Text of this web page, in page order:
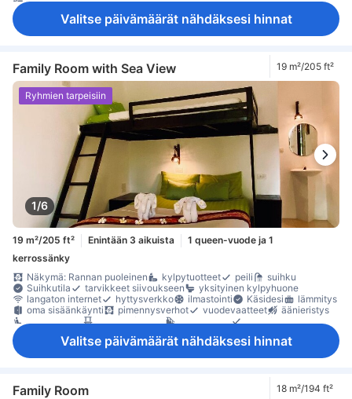
Valitse päivämäärät nähdäksesi hinnat
Family Room with Sea View 19 m²/205 ft²
1/6
Ryhmien tarpeisiin
19 m²/205 ft² Enintään 3 aikuista
1 queen-vuode ja 1
kerrossänky
Näkymä: Rannan puoleinen
kylpytuotteet peili
suihku
Suihkutila
tarvikkeet siivoukseen
yksityinen kylpyhuone
langaton internet
hyttysverkko ilmastointi Käsidesi
lämmitys
oma sisäänkäynti
pimennysverhot vuodevaatteet
äänieristys
Valitse päivämäärät nähdäksesi hinnat
Family Room 18 m²/194 ft²